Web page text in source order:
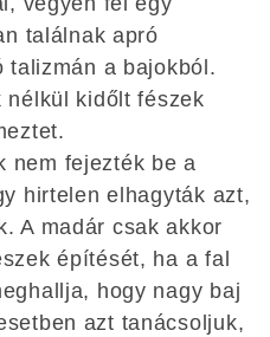
találnak apró
talizmán a bajokból.
nélkül kidőlt fészek
nem fejezték be a
hirtelen elhagyták azt,
A madár csak akkor
építését, ha a fal
hogy nagy baj
azt tanácsoljuk,